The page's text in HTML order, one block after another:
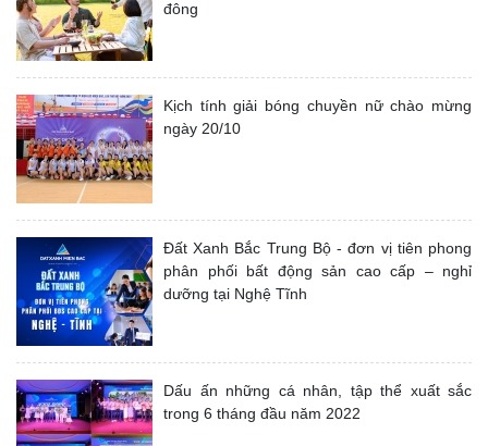
đông
Kịch tính giải bóng chuyền nữ chào mừng
ngày 20/10
Đất Xanh Bắc Trung Bộ - đơn vị tiên phong
phân phối bất động sản cao cấp – nghỉ
dưỡng tại Nghệ Tĩnh
Dấu ấn những cá nhân, tập thể xuất sắc
trong 6 tháng đầu năm 2022